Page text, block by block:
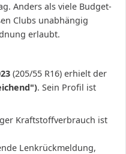
Anders als viele Budget-
Clubs unabhängig
erlaubt.
(205/55 R16) erhielt der
. Sein Profil ist
Kraftstoffverbrauch ist
Lenkrückmeldung,